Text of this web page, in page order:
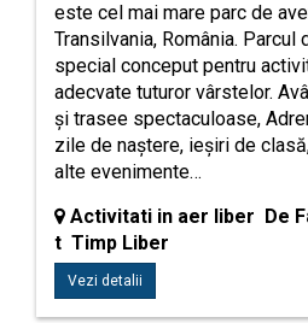
este cel mai mare parc de
Transilvania, România.
special conceput pentru
adecvate tuturor vârstelor.
și trasee spectaculoase,
zile de naștere, ieșiri de
alte evenimente…
Activitati in aer liber De
t Timp Liber
Vezi detalii